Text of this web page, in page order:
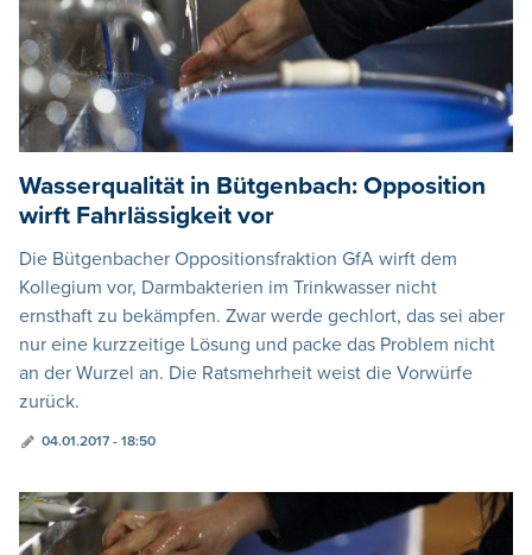
Wasserqualität in Bütgenbach: Opposition
wirft Fahrlässigkeit vor
Die Bütgenbacher Oppositionsfraktion GfA wirft dem
Kollegium vor, Darmbakterien im Trinkwasser nicht
ernsthaft zu bekämpfen. Zwar werde gechlort, das sei aber
nur eine kurzzeitige Lösung und packe das Problem nicht
an der Wurzel an. Die Ratsmehrheit weist die Vorwürfe
zurück.
04.01.2017 - 18:50